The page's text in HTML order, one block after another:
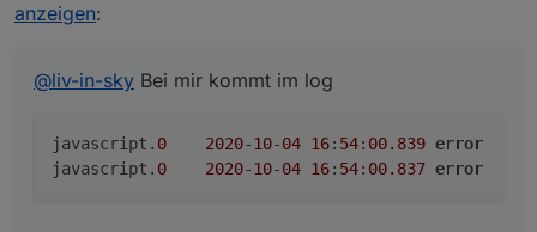
anzeigen:
@liv-in-sky Bei mir kommt im log
javascript. 0 2020-10-04 16: 54: 00.839 error
javascript. 0 2020-10-04 16: 54: 00.837 error